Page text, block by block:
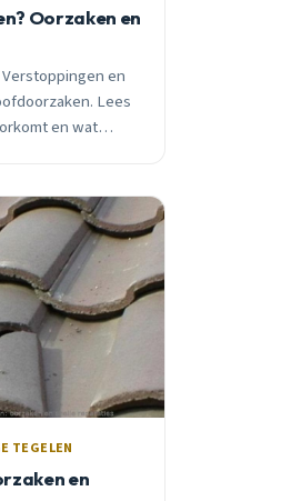
Oorzaken en
en
Lees
en wat
TEGELEN
en